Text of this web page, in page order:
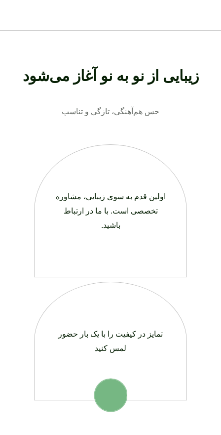
زیبایی از نو به نو آغاز می‌شود
حس هم‌آهنگی، تازگی و تناسب
اولین قدم به سوی زیبایی، مشاوره
تخصصی است. با ما در ارتباط
باشید.
تمایز در کیفیت را با یک بار حضور
لمس کنید